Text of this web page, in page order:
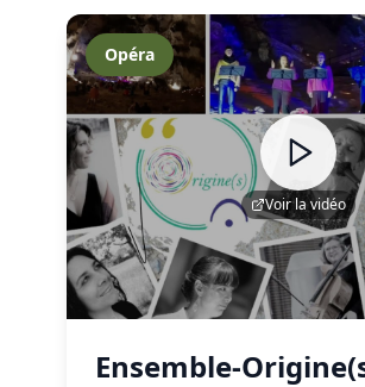
Voir la vidéo
Opéra
Ensemble-